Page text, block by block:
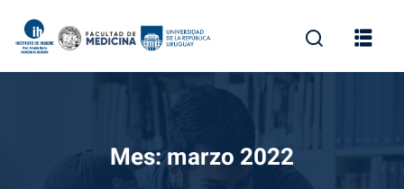
content
Mes:marzo 2022